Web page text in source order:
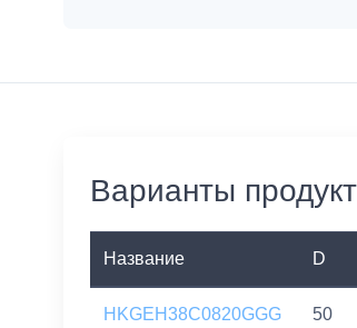
Варианты
Название D
HKGEH38C0820GGG 50